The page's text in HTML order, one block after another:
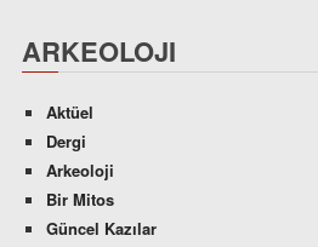
ARKEOLOJI
Aktüel
Dergi
Arkeoloji
Bir Mitos
Güncel Kazılar